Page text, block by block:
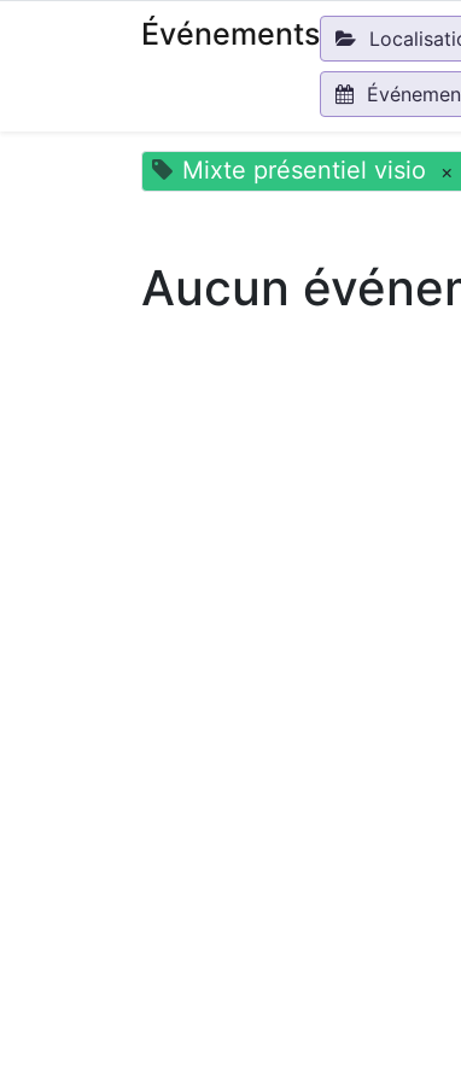
Événements
Mixte présentiel visio ×
Aucun